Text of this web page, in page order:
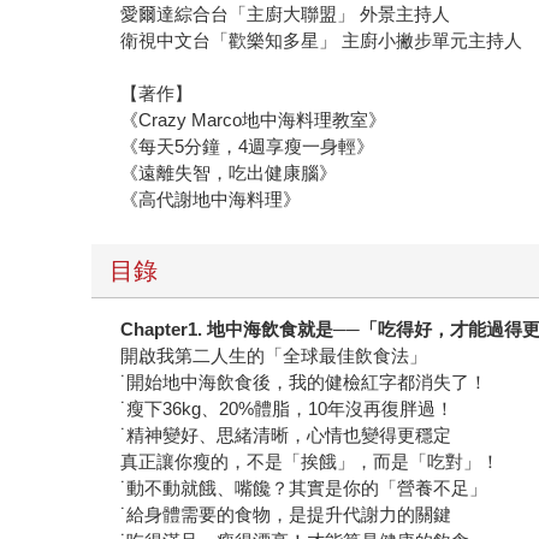
愛爾達綜合台「主廚大聯盟」 外景主持人
衛視中文台「歡樂知多星」 主廚小撇步單元主持人
【著作】
《Crazy Marco地中海料理教室》
《每天5分鐘，4週享瘦一身輕》
《遠離失智，吃出健康腦》
《高代謝地中海料理》
目錄
Chapter1.地中海飲食就是──「吃得好，才能過得
開啟我第二人生的「全球最佳飲食法」
˙開始地中海飲食後，我的健檢紅字都消失了！
˙瘦下36kg、20%體脂，10年沒再復胖過！
˙精神變好、思緒清晰，心情也變得更穩定
真正讓你瘦的，不是「挨餓」，而是「吃對」！
˙動不動就餓、嘴饞？其實是你的「營養不足」
˙給身體需要的食物，是提升代謝力的關鍵